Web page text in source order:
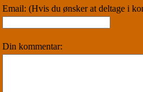
Email: (Hvis du ønsker at deltage i
Din kommentar: